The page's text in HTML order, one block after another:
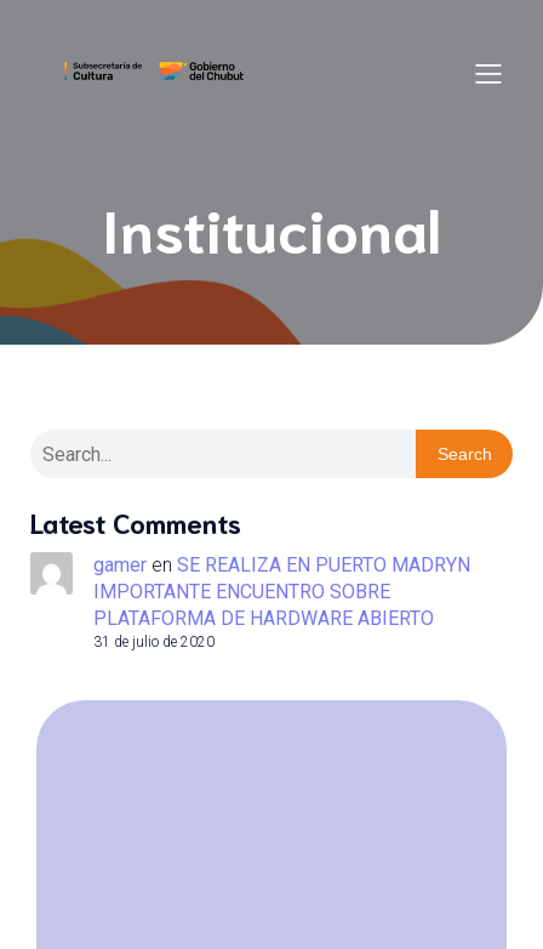
Institucional
Search
Latest Comments
gamer en SE REALIZA EN PUERTO MADRYN
IMPORTANTE ENCUENTRO SOBRE
PLATAFORMA DE HARDWARE ABIERTO
31 de julio de 2020